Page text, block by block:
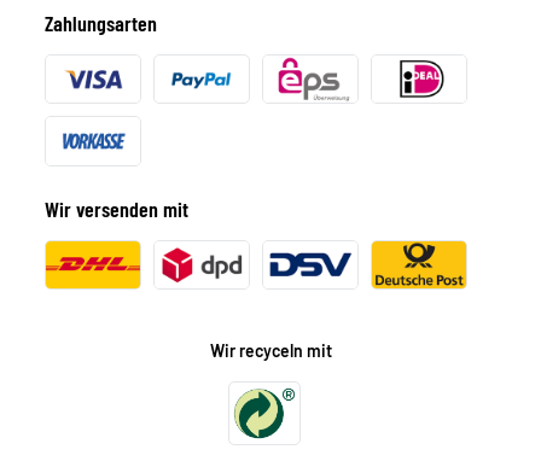
Zahlungsarten
Wir versenden mit
Wir recyceln mit